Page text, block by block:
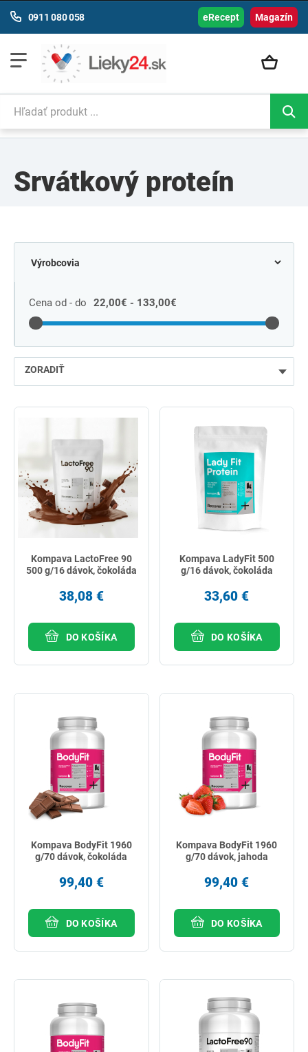
Magazín
0911 080 058 eRecept
Srvátkový proteín
Cena od - do 22,00€ - 133,00€
ZORADIŤ
najpredávanejšie
podľa názvu od A
Kompava LactoFree 90
500 g/16 dávok, čokoláda
38,08 €
DO KOŠÍKA
Kompava LadyFit 500
g/16 dávok, čokoláda
33,60 €
DO KOŠÍKA
Kompava BodyFit 1960
g/70 dávok, čokoláda
99,40 €
DO KOŠÍKA
Kompava BodyFit 1960
g/70 dávok, jahoda
99,40 €
DO KOŠÍKA